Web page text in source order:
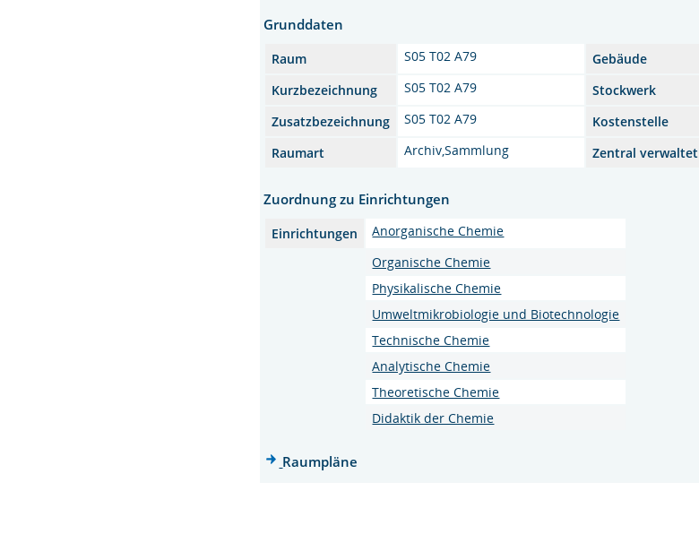
Grunddaten
Raum S05 T02 A79 Gebäude
Kurzbezeichnung
S05 T02 A79
Stockwerk
Zusatzbezeichnung
S05 T02 A79
Kostenstelle
Raumart
Archiv,Sammlung Zentral verwaltet
Zuordnung zu Einrichtungen
Einrichtungen
Anorganische Chemie
Organische Chemie
Physikalische Chemie
Umweltmikrobiologie und Biotechnologie
Technische Chemie
Analytische Chemie
Theoretische Chemie
Didaktik der Chemie
Raumpläne